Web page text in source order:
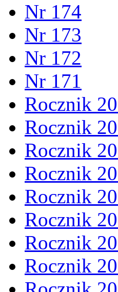
Nr 174
Nr 173
Nr 172
Nr 171
Rocznik
Rocznik
Rocznik
Rocznik
Rocznik
Rocznik
Rocznik
Rocznik